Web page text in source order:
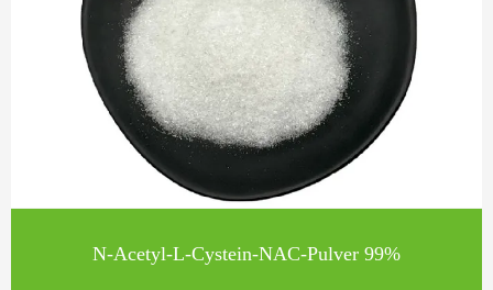
N-Acetyl-L-Cystein-NAC-Pulver 99%